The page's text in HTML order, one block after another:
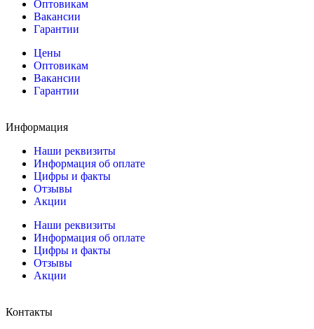
Оптовикам
Вакансии
Гарантии
Цены
Оптовикам
Вакансии
Гарантии
Информация
Наши реквизиты
Информация об оплате
Цифры и факты
Отзывы
Акции
Наши реквизиты
Информация об оплате
Цифры и факты
Отзывы
Акции
Контакты